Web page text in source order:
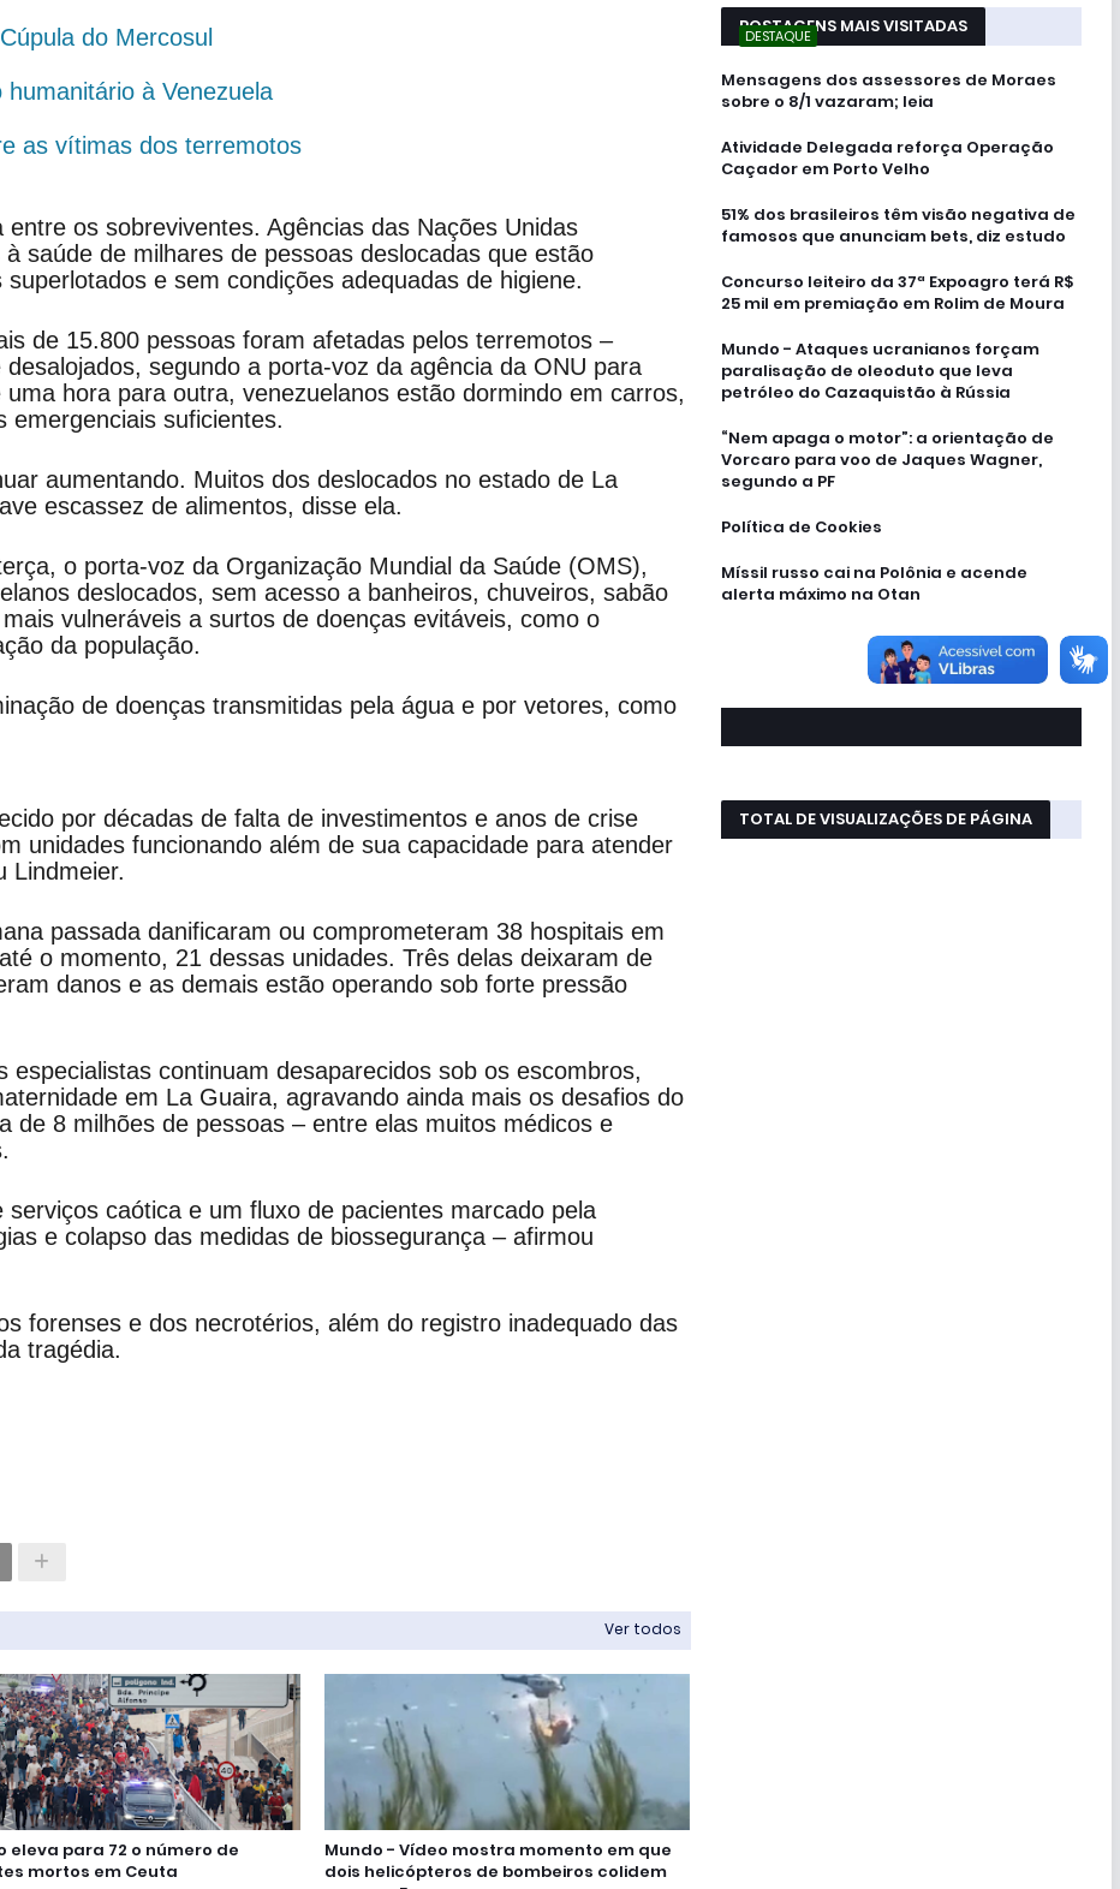
do Mercosul
à Venezuela
as vítimas dos terremotos
os sobreviventes. Agências das Nações Unidas
saúde de milhares de pessoas deslocadas que estão
e sem condições adequadas de higiene.
de 15.800 pessoas foram afetadas pelos terremotos –
segundo a porta-voz da agência da ONU para
hora para outra, venezuelanos estão dormindo em carros,
emergenciais suficientes.
aumentando. Muitos dos deslocados no estado de La
escassez de alimentos, disse ela.
o porta-voz da Organização Mundial da Saúde (OMS),
deslocados, sem acesso a banheiros, chuveiros, sabão
vulneráveis a surtos de doenças evitáveis, como o
da população.
de doenças transmitidas pela água e por vetores, como
por décadas de falta de investimentos e anos de crise
unidades funcionando além de sua capacidade para atender
Lindmeier.
passada danificaram ou comprometeram 38 hospitais em
o momento, 21 dessas unidades. Três delas deixaram de
danos e as demais estão operando sob forte pressão
continuam desaparecidos sob os escombros,
em La Guaira, agravando ainda mais os desafios do
de 8 milhões de pessoas – entre elas muitos médicos e
caótica e um fluxo de pacientes marcado pela
e colapso das medidas de biossegurança – afirmou
forenses e dos necrotérios, além do registro inadequado das
tragédia.
Ver todos
eleva para 72 o número de
mortos em Ceuta
Mundo - Vídeo mostra momento em que
dois helicópteros de bombeiros colidem
POSTAGENS MAIS VISITADAS
DESTAQUE
Mensagens dos assessores de Moraes
sobre o 8/1 vazaram; leia
Atividade Delegada reforça Operação
Caçador em Porto Velho
51% dos brasileiros têm visão negativa de
famosos que anunciam bets, diz estudo
Concurso leiteiro da 37ª Expoagro terá R$
25 mil em premiação em Rolim de Moura
Mundo - Ataques ucranianos forçam
paralisação de oleoduto que leva
petróleo do Cazaquistão à Rússia
“Nem apaga o motor”: a orientação de
Vorcaro para voo de Jaques Wagner,
segundo a PF
Política de Cookies
Míssil russo cai na Polônia e acende
alerta máximo na Otan
TOTAL DE VISUALIZAÇÕES DE PÁGINA